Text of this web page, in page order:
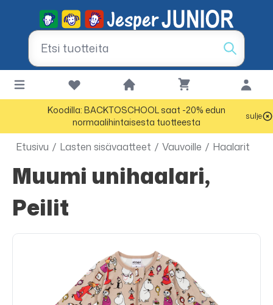
Koodilla: BACKTOSCHOOL saat -20% edun
normaalihintaisesta tuotteesta
sulje
Etusivu / Lasten sisävaatteet / Vauvoille / Haalarit
Muumi unihaalari,
Peilit